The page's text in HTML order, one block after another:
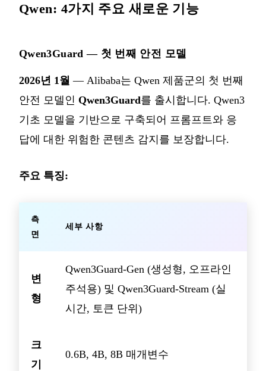
Qwen: 4가지 주요 새로운 기능
Qwen3Guard — 첫 번째 안전 모델
2026년 1월 — Alibaba는 Qwen 제품군의 첫 번째
안전 모델인 Qwen3Guard를 출시합니다. Qwen3
기초 모델을 기반으로 구축되어 프롬프트와 응
답에 대한 위험한 콘텐츠 감지를 보장합니다.
주요 특징:
측
면
세부 사항
변
형
Qwen3Guard-Gen (생성형, 오프라인
주석용) 및 Qwen3Guard-Stream (실
시간, 토큰 단위)
크
기
0.6B, 4B, 8B 매개변수